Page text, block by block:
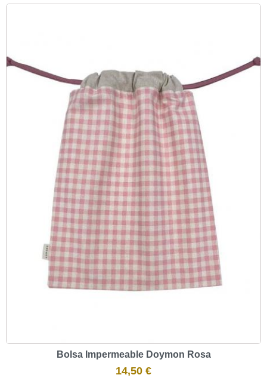
Bolsa Impermeable Doymon Rosa
14,50 €